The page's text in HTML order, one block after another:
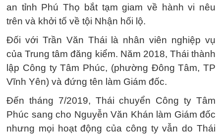
an tỉnh Phú Thọ bắt tạm giam về hành vi nêu
trên và khởi tố về tội Nhận hối lộ.
Đối với Trần Văn Thái là nhân viên nghiệp vụ
của Trung tâm đăng kiểm. Năm 2018, Thái thành
lập Công ty Tâm Phúc, (phường Đông Tâm, TP
Vĩnh Yên) và đứng tên làm Giám đốc.
Đến tháng 7/2019, Thái chuyển Công ty Tâm
Phúc sang cho Nguyễn Văn Khán làm Giám đốc
nhưng mọi hoạt động của công ty vẫn do Thái